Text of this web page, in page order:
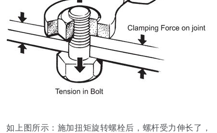
如上图所示：施加扭矩旋转螺栓后，螺杆受力伸长了，